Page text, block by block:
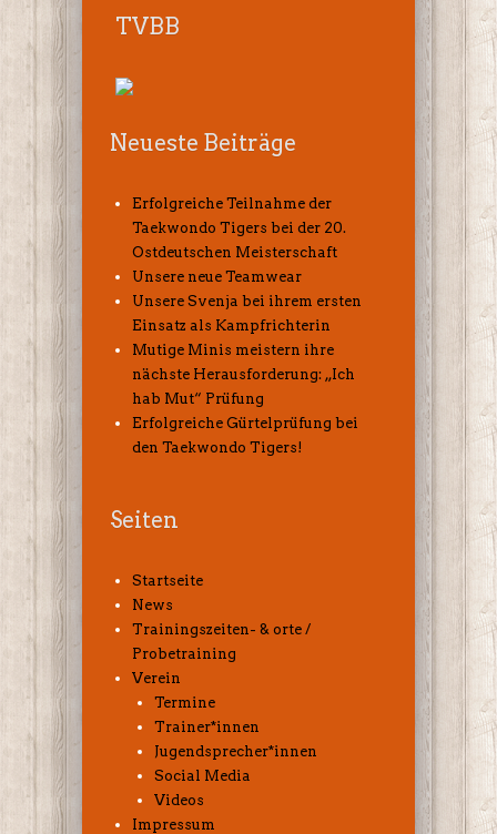
TVBB
Neueste Beiträge
Erfolgreiche Teilnahme der
Taekwondo Tigers bei der 20.
Ostdeutschen Meisterschaft
Unsere neue Teamwear
Unsere Svenja bei ihrem ersten
Einsatz als Kampfrichterin
Mutige Minis meistern ihre
nächste Herausforderung: „Ich
hab Mut“ Prüfung
Erfolgreiche Gürtelprüfung bei
den Taekwondo Tigers!
Seiten
Startseite
News
Trainingszeiten- & orte /
Probetraining
Verein
Termine
Trainer*innen
Jugendsprecher*innen
Social Media
Videos
Impressum